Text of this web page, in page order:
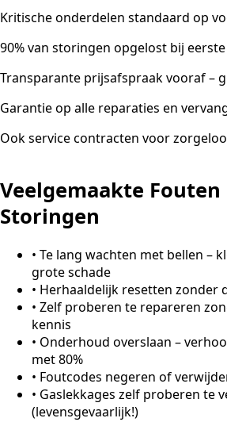
Kritische onderdelen standaard op
90% van storingen opgelost bij
Transparante prijsafspraak vooraf –
Garantie op alle reparaties en
Ook service contracten voor
Veelgemaakte Fouten
Storingen
• Te lang wachten met bellen –
grote schade
• Herhaaldelijk resetten zonder
• Zelf proberen te repareren
kennis
• Onderhoud overslaan –
met 80%
• Foutcodes negeren of
• Gaslekkages zelf proberen te
(levensgevaarlijk!)